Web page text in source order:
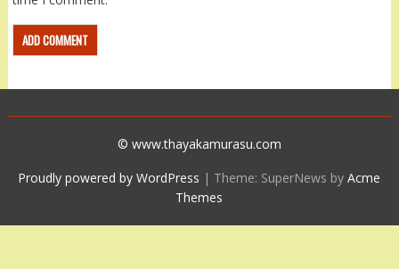
© www.thayakamurasu.com
Proudly powered by WordPress | Theme: SuperNews byAcme
Themes